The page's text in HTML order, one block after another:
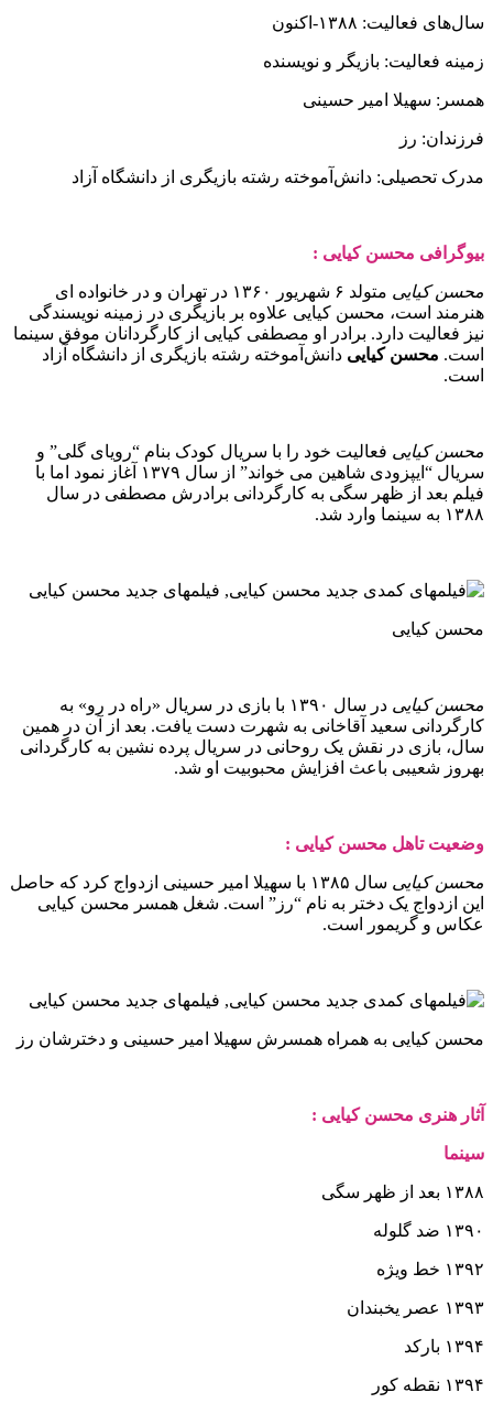
سال‌های فعالیت: ۱۳۸۸-اکنون
زمینه فعالیت: بازیگر و نویسنده
همسر: سهیلا امیر حسینی
فرزندان: رز
مدرک تحصیلی: دانش‌آموخته رشته بازیگری از دانشگاه آزاد
بیوگرافی محسن کیایی :
محسن کیایی
متولد ۶ شهریور ۱۳۶۰ در تهران و در خانواده ای
هنرمند است، محسن کیایی علاوه بر بازیگری در زمینه نویسندگی
نیز فعالیت دارد. برادر او مصطفی کیایی از کارگردانان موفق سینما
است. محسن کیایی دانش‌آموخته رشته بازیگری از دانشگاه آزاد
است.
محسن کیایی فعالیت خود را با سریال کودک بنام “رویای گلی” و
سریال “ایپزودی شاهین می‌ خواند” از سال ۱۳۷۹ آغاز نمود اما با
فیلم بعد از ظهر سگی به کارگردانی برادرش مصطفی در سال
۱۳۸۸ به سینما وارد شد.
محسن کیایی
محسن کیایی
در سال ۱۳۹۰ با بازی در سریال «راه در رو» به
کارگردانی سعید آقاخانی به شهرت دست یافت. بعد از آن در همین
سال، بازی در نقش یک روحانی در سریال پرده نشین به کارگردانی
بهروز شعیبی باعث افزایش محبوبیت او شد.
وضعیت تاهل محسن کیایی :
محسن کیایی
سال ۱۳۸۵ با سهیلا امیر حسینی ازدواج کرد که حاصل
این ازدواج یک دختر به نام “رز” است. شغل همسر محسن کیایی
عکاس و گریمور است.
محسن کیایی به همراه همسرش سهیلا امیر حسینی و دخترشان رز
آثار هنری محسن کیایی :
سینما
۱۳۸۸ بعد از ظهر سگی
۱۳۹۰ ضد گلوله
۱۳۹۲ خط ویژه
۱۳۹۳ عصر یخبندان
۱۳۹۴ بارکد
۱۳۹۴ نقطه کور